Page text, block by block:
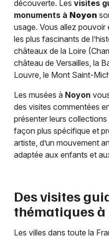
découverte. Les visites
monuments à Noyon
usage. Vous allez pouvoir
les plus fascinants de
châteaux de la Loire
château de Versailles, la
Louvre, le Mont Saint-
Les musées à Noyon
des visites commentées
présenter leurs
façon plus spécifique et
artiste, d’un mouvement
adaptée aux enfants et
Des visites
thématiques à
Les villes dans toute la